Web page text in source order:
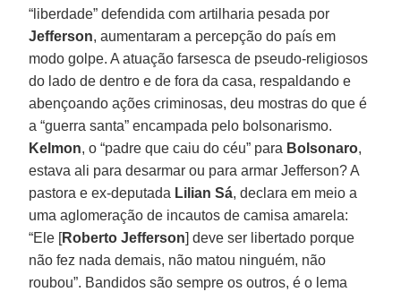
“liberdade” defendida com artilharia pesada por
Jefferson, aumentaram a percepção do país em
modo golpe. A atuação farsesca de pseudo-religiosos
do lado de dentro e de fora da casa, respaldando e
abençoando ações criminosas, deu mostras do que é
a “guerra santa” encampada pelo bolsonarismo.
Kelmon, o “padre que caiu do céu” para Bolsonaro,
estava ali para desarmar ou para armar Jefferson? A
pastora e ex-deputada Lilian Sá, declara em meio a
uma aglomeração de incautos de camisa amarela:
“Ele [Roberto Jefferson] deve ser libertado porque
não fez nada demais, não matou ninguém, não
roubou”. Bandidos são sempre os outros, é o lema